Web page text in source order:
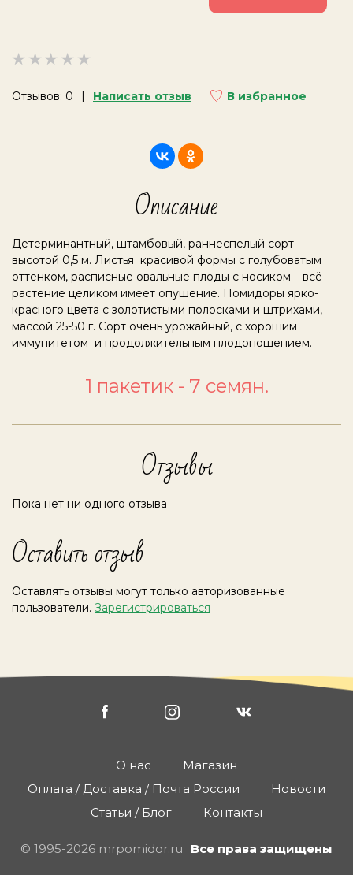
Отзывов: 0 Написать отзыв В избранное
Описание
Детерминантный, штамбовый, раннеспелый сорт
высотой 0,5 м. Листья красивой формы с голубоватым
оттенком, расписные овальные плоды с носиком – всё
растение целиком имеет опушение. Помидоры ярко-
красного цвета с золотистыми полосками и штрихами,
массой 25-50 г. Сорт очень урожайный, с хорошим
иммунитетом и продолжительным плодоношением.
1 пакетик - 7 семян.
Отзывы
Пока нет ни одного отзыва
Оставить отзыв
Оставлять отзывы могут только авторизованные
пользователи. Зарегистрироваться
О нас
Магазин
Оплата / Доставка / Почта России
Новости
Статьи / Блог
Контакты
© 1995-2026 mrpomidor.ru Все права защищены